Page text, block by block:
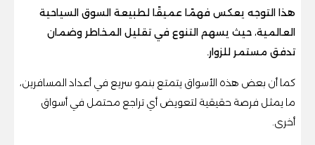
هذا التوجه يعكس فهمًا عميقًا لطبيعة السوق السياحية
العالمية، حيث يسهم التنوع في تقليل المخاطر وضمان
تدفق مستمر للزوار.
كما أن بعض هذه الأسواق يتمتع بنمو سريع في أعداد المسافرين،
ما يمثل فرصة حقيقية لتعويض أي تراجع محتمل في أسواق
أخرى.